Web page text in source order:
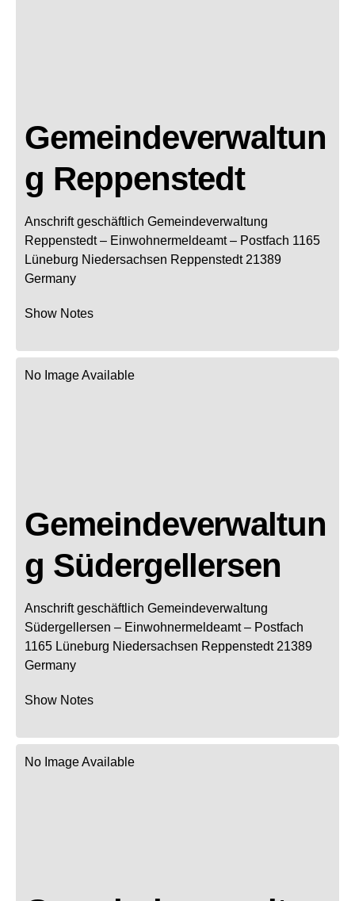
Gemeindeverwaltun
g Reppenstedt
Anschrift geschäftlich Gemeindeverwaltung
Reppenstedt – Einwohnermeldeamt – Postfach 1165
Lüneburg Niedersachsen Reppenstedt 21389
Germany
Show Notes
No Image Available
Gemeindeverwaltun
g Südergellersen
Anschrift geschäftlich Gemeindeverwaltung
Südergellersen – Einwohnermeldeamt – Postfach
1165 Lüneburg Niedersachsen Reppenstedt 21389
Germany
Show Notes
No Image Available